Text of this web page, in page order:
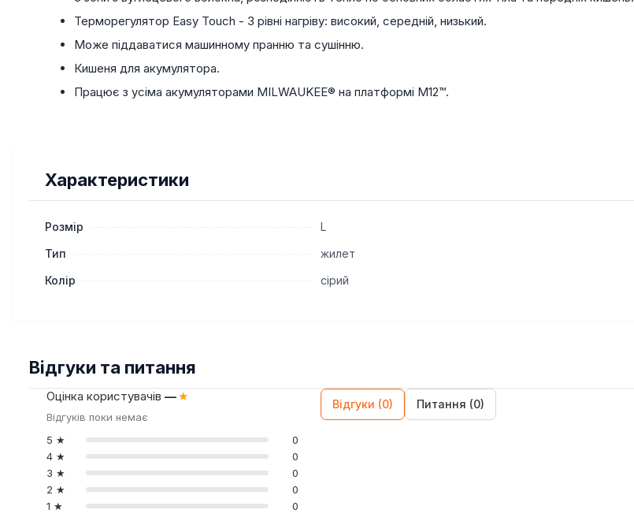
Терморегулятор Easy Touch - 3 рівні нагріву: високий, середній, низький.
Може піддаватися машинному пранню та сушінню.
Кишеня для акумулятора.
Працює з усіма акумуляторами MILWAUKEE® на платформі M12™.
Характеристики
Розмір
L
Тип
жилет
Колір
сірий
Відгуки та питання
Оцінка користувачів —★
Відгуків поки немає
5 ★
0
4 ★
0
3 ★
0
2 ★
0
1 ★
0
Відгуки (0) Питання (0)